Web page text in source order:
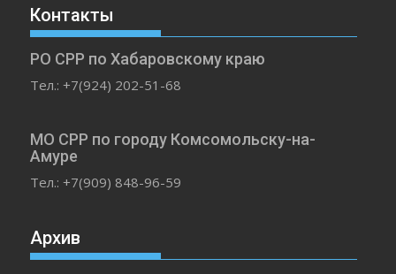
Контакты
РО СРР по Хабаровскому краю
Тел.: +7(924) 202-51-68
МО СРР по городу Комсомольску-на-
Амуре
Тел.: +7(909) 848-96-59
Архив